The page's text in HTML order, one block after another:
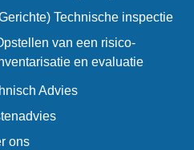
Technische inspectie
van een risico-
en evaluatie
Advies
ons